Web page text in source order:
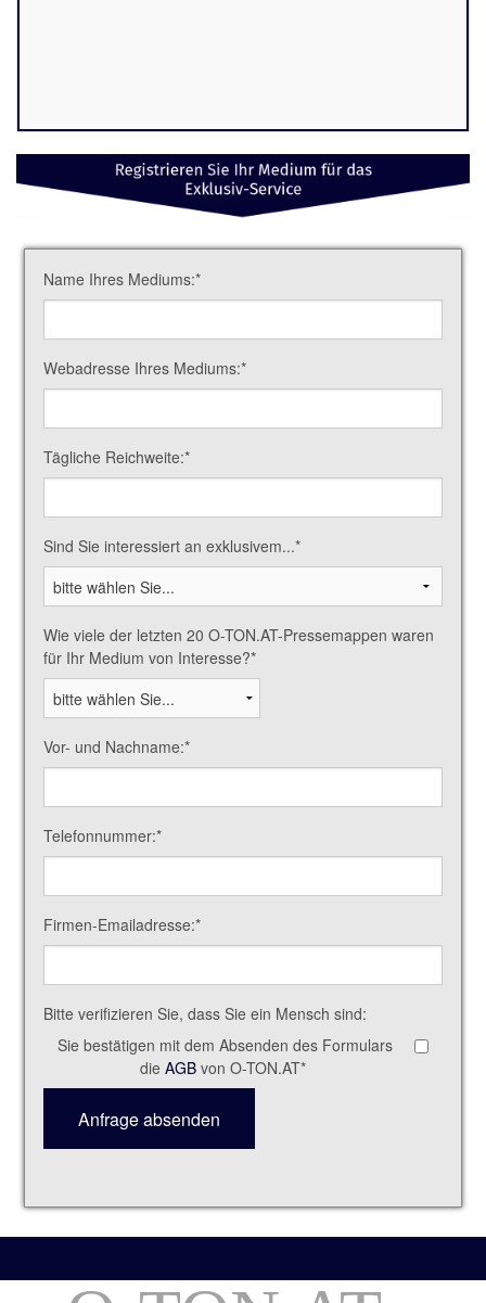
Name Ihres Mediums:*
Webadresse Ihres Mediums:*
Tägliche Reichweite:*
Sind Sie interessiert an exklusivem...*
Wie viele der letzten 20 O-TON.AT-Pressemappen waren
für Ihr Medium von Interesse?*
Vor- und Nachname:*
Telefonnummer:*
Firmen-Emailadresse:*
Bitte verifizieren Sie, dass Sie ein Mensch sind:
Sie bestätigen mit dem Absenden des Formulars
dieAGBvon O-TON.AT*
Anfrage absenden